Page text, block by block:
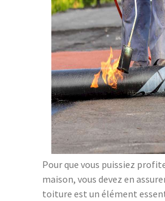
Pour que vous puissiez
maison, vous devez en
toiture est un élément